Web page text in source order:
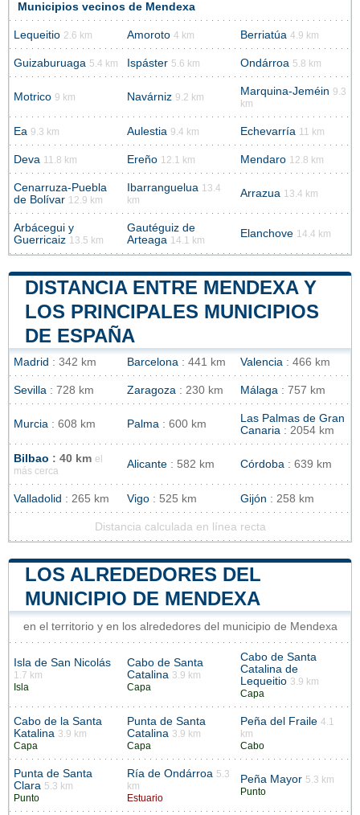
Municipios vecinos de Mendexa
Lequeitio 2.6 km Amoroto 4 km Berriatúa 4.9 km
Guizaburuaga 5.4 km Ispáster 5.6 km Ondárroa 5.8 km
Motrico 9 km Navárniz 9.2 km Marquina-Jeméin 9.3
km
Ea 9.3 km Aulestia 9.4 km Echevarría 11 km
Deva 11.8 km Ereño 12.1 km Mendaro 12.8 km
Cenarruza-Puebla
de Bolívar 12.9 km
Ibarranguelua 13.4
km
Arrazua 13.4 km
Arbácegui y
Guerricaiz 13.5 km
Gautéguiz de
Arteaga 14.1 km
Elanchove 14.4 km
DISTANCIA ENTRE MENDEXA Y
LOS PRINCIPALES MUNICIPIOS
DE ESPAÑA
Madrid : 342 km Barcelona : 441 km Valencia : 466 km
Sevilla : 728 km Zaragoza : 230 km Málaga : 757 km
Murcia : 608 km Palma : 600 km
Las Palmas de Gran
Canaria : 2054 km
Bilbao : 40 km el
más cerca
Alicante : 582 km Córdoba : 639 km
Valladolid : 265 km Vigo : 525 km Gijón : 258 km
Distancia calculada en línea recta
LOS ALREDEDORES DEL
MUNICIPIO DE MENDEXA
en el territorio y en los alrededores del municipio de Mendexa
Isla de San Nicolás
1.7 km
Isla
Cabo de Santa
Catalina 3.9 km
Capa
Cabo de Santa
Catalina de
Lequeitio 3.9 km
Capa
Cabo de la Santa
Katalina 3.9 km
Capa
Punta de Santa
Catalina 3.9 km
Capa
Peña del Fraile 4.1
km
Cabo
Punta de Santa
Clara 5.3 km
Punto
Ría de Ondárroa 5.3
km
Estuario
Peña Mayor 5.3 km
Punto